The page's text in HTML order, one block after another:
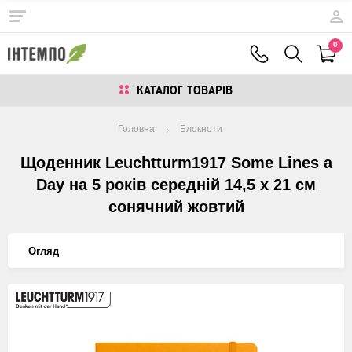
0
КАТАЛОГ ТОВАРIВ
Головна Блокноти
Щоденник Leuchtturm1917 Some Lines a
Day на 5 років середній 14,5 х 21 см
сонячний жовтий
Огляд
Изображения